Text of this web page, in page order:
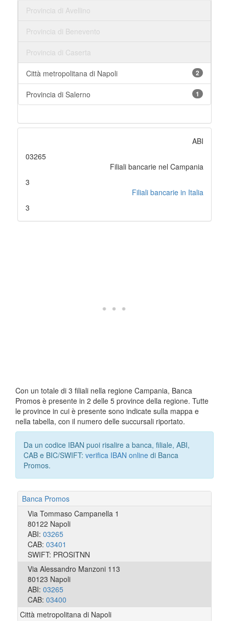
Provincia di Avellino
Provincia di Benevento
Provincia di Caserta
Città metropolitana di Napoli 2
Provincia di Salerno 1
ABI
03265
Filiali bancarie nel Campania
3
Filiali bancarie in Italia
3
Con un totale di 3 filiali nella regione Campania, Banca
Promos è presente in 2 delle 5 province della regione. Tutte
le province in cui è presente sono indicate sulla mappa e
nella tabella, con il numero delle succursali riportato.
Da un codice IBAN puoi risalire a banca, filiale, ABI,
CAB e BIC/SWIFT: verifica IBAN online di Banca
Promos.
Banca Promos
Via Tommaso Campanella 1
80122 Napoli
ABI: 03265
CAB: 03401
SWIFT: PROSITNN
Via Alessandro Manzoni 113
80123 Napoli
ABI: 03265
CAB: 03400
Città metropolitana di Napoli